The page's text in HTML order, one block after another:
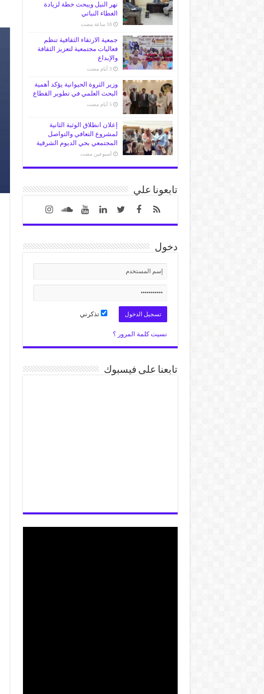
نهر النيل ويبحث خطة لزيادة
الغطاء النباتي
‏18 ساعة مضت
جمعية الارتقاء الثقافية تنظم
فعاليات مجتمعية لتعزيز الثقافة
والإبداع
‏3 أيام مضت
وزير الثروة الحيوانية يؤكد أهمية
البحث العلمي في تطوير القطاع
‏5 أيام مضت
إعلان انطلاق الوثبة الثانية
لمشروع التعافي والتواصل
المجتمعي بحي الديوم الشرقية
‏أسبوعين مضت
تابعونا علي
دخول
تذكرني
نسيت كلمة المرور ؟
تابعنا على فيسبوك